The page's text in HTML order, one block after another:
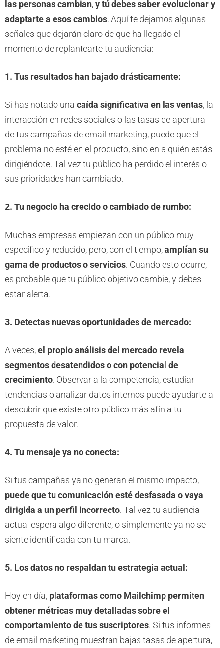
las personas cambian,y tú debes saber evolucionar y
adaptarte a esos cambios. Aquí te dejamos algunas
señales que dejarán claro de que ha llegado el
momento de replantearte tu audiencia:
1. Tus resultados han bajado drásticamente:
Si has notado una caída significativa en las ventas, la
interacción en redes sociales o las tasas de apertura
de tus campañas de email marketing, puede que el
problema no esté en el producto, sino en a quién estás
dirigiéndote. Tal vez tu público ha perdido el interés o
sus prioridades han cambiado.
2. Tu negocio ha crecido o cambiado de rumbo:
Muchas empresas empiezan con un público muy
específico y reducido, pero, con el tiempo,amplían su
gama de productos o servicios. Cuando esto ocurre,
es probable que tu público objetivo cambie, y debes
estar alerta.
3. Detectas nuevas oportunidades de mercado:
A veces,el propio análisis del mercado revela
segmentos desatendidos o con potencial de
crecimiento. Observar a la competencia, estudiar
tendencias o analizar datos internos puede ayudarte a
descubrir que existe otro público más afín a tu
propuesta de valor.
4. Tu mensaje ya no conecta:
Si tus campañas ya no generan el mismo impacto,
puede que tu comunicación esté desfasada o vaya
dirigida a un perfil incorrecto. Tal vez tu audiencia
actual espera algo diferente, o simplemente ya no se
siente identificada con tu marca.
5. Los datos no respaldan tu estrategia actual:
Hoy en día, plataformas como Mailchimp permiten
obtener métricas muy detalladas sobre el
comportamiento de tus suscriptores. Si tus informes
de email marketing muestran bajas tasas de apertura,